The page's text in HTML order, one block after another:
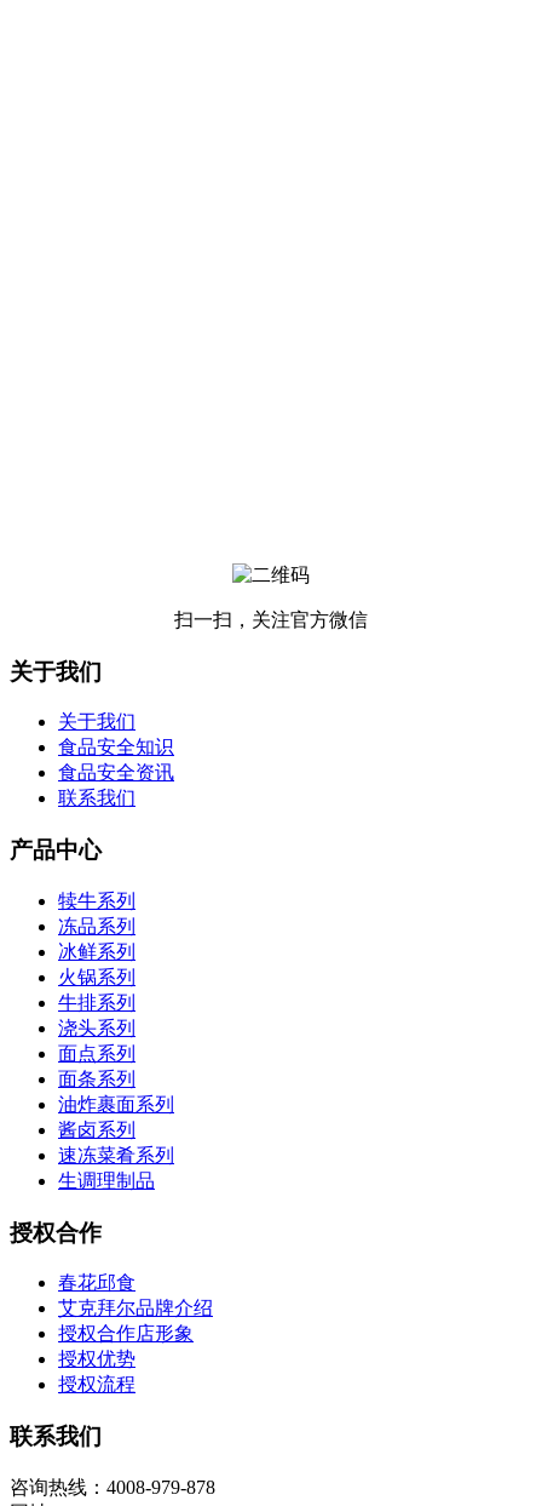
扫一扫，关注官方微信
关于我们
关于我们
食品安全知识
食品安全资讯
联系我们
产品中心
犊牛系列
冻品系列
冰鲜系列
火锅系列
牛排系列
浇头系列
面点系列
面条系列
油炸裹面系列
酱卤系列
速冻菜肴系列
生调理制品
授权合作
春花邱食
艾克拜尔品牌介绍
授权合作店形象
授权优势
授权流程
联系我们
咨询热线：4008-979-878